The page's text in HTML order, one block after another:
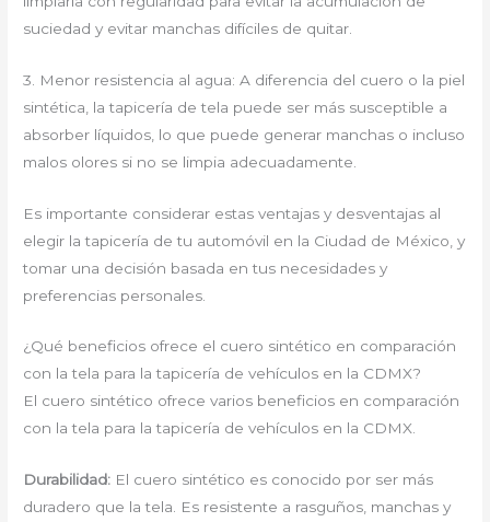
suciedad y evitar manchas difíciles de quitar.
3. Menor resistencia al agua: A diferencia del cuero o la piel
sintética, la tapicería de tela puede ser más susceptible a
absorber líquidos, lo que puede generar manchas o incluso
malos olores si no se limpia adecuadamente.
Es importante considerar estas ventajas y desventajas al
elegir la tapicería de tu automóvil en la Ciudad de México, y
tomar una decisión basada en tus necesidades y
preferencias personales.
¿Qué beneficios ofrece el cuero sintético en comparación
con la tela para la tapicería de vehículos en la CDMX?
El cuero sintético ofrece varios beneficios en comparación
con la tela para la tapicería de vehículos en la CDMX.
Durabilidad: El cuero sintético es conocido por ser más
duradero que la tela. Es resistente a rasguños, manchas y